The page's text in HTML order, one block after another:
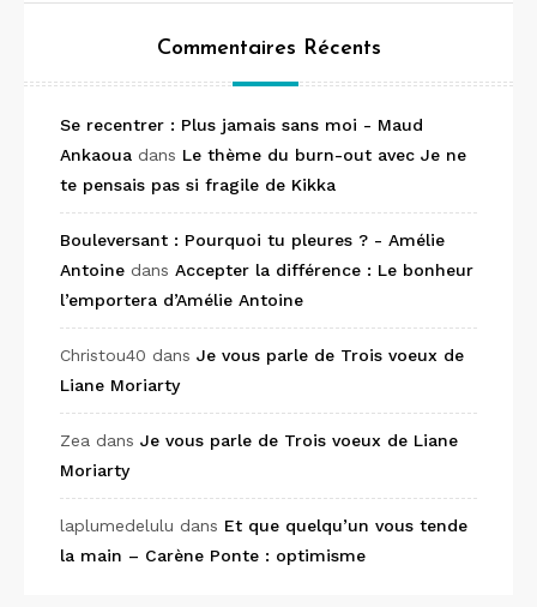
Commentaires Récents
Se recentrer : Plus jamais sans moi - Maud
Ankaoua dans Le thème du burn-out avec Je ne
te pensais pas si fragile de Kikka
Bouleversant : Pourquoi tu pleures ? - Amélie
Antoine dans Accepter la différence : Le bonheur
l’emportera d’Amélie Antoine
Christou40 dans Je vous parle de Trois voeux de
Liane Moriarty
Zea dans Je vous parle de Trois voeux de Liane
Moriarty
laplumedelulu dans Et que quelqu’un vous tende
la main – Carène Ponte : optimisme